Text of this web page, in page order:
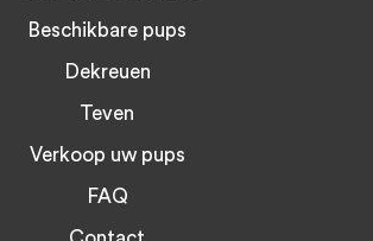
Beschikbare pups
Dekreuen
Teven
Verkoop uw pups
FAQ